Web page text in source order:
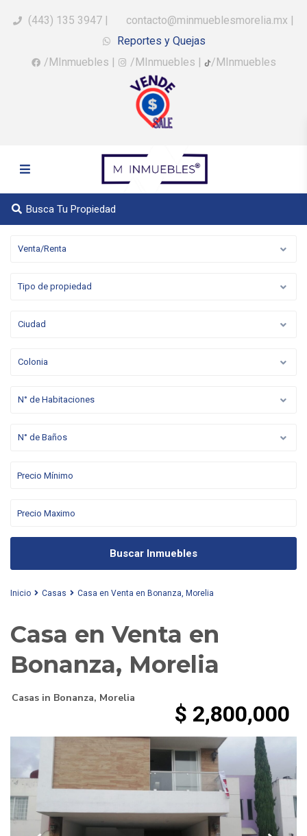
(443) 135 3947 | contacto@minmueblesmorelia.mx |
Reportes y Quejas
/MInmuebles | /MInmuebles | /MInmuebles
Busca Tu Propiedad
Venta/Renta
Tipo de propiedad
Ciudad
Colonia
N° de Habitaciones
N° de Baños
Buscar Inmuebles
Inicio Casas Casa en Venta en Bonanza, Morelia
Casa en Venta en
Bonanza, Morelia
Casas in Bonanza, Morelia
$ 2,800,000